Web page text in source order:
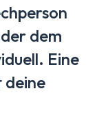
dem
Eine